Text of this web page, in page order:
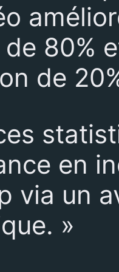
80%
de
en
via un
»